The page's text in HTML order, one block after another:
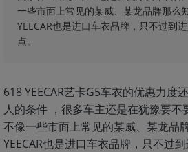
一些市面上常见的某威、某龙品牌那么
YEECAR也是进口车衣品牌，只不过到
点。
618 YEECAR艺卡G5车衣的优惠力度
人的条件 ，很多车主还是在犹豫要
不像一些市面上常见的某威、某龙品
YEECAR也是进口车衣品牌，只不过